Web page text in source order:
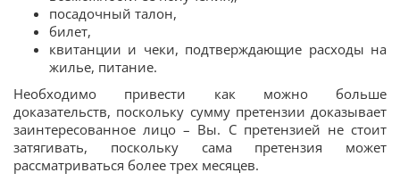
посадочный талон,
билет,
квитанции и чеки, подтверждающие расходы на
жилье, питание.
Необходимо привести как можно больше
доказательств, поскольку сумму претензии доказывает
заинтересованное лицо – Вы. С претензией не стоит
затягивать, поскольку сама претензия может
рассматриваться более трех месяцев.